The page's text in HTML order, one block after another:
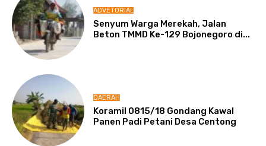
ADVETORIAL
Senyum Warga Merekah, Jalan
Beton TMMD Ke-129 Bojonegoro di...
DAERAH
Koramil 0815/18 Gondang Kawal
Panen Padi Petani Desa Centong